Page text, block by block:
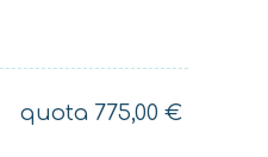
quota 775,00 €